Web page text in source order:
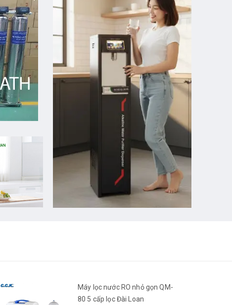
Máy lọc nước RO nhỏ gọn QM-
80 5 cấp lọc Đài Loan